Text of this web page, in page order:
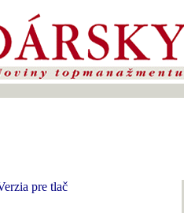
pre tlač